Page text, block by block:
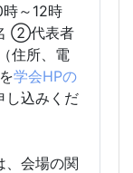
～12時
②代表者
住所、電
学会HPの
し込みくだ
、会場の関